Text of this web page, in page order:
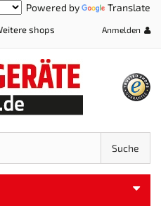
Powered by Translate
shops Anmelden
Suche